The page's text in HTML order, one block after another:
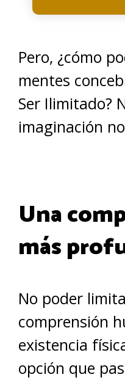
Pero, ¿cómo
mentes
Ser Ilimitado?
imaginación
Una
más
No poder
comprensión
existencia
opción que